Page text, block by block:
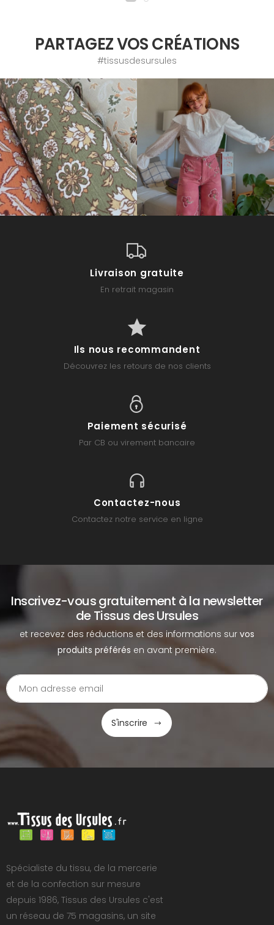
PARTAGEZ VOS CRÉATIONS
#tissusdesursules
Livraison gratuite
En retrait magasin
Ils nous recommandent
Découvrez les retours de nos clients
Paiement sécurisé
Par CB ou virement bancaire
Contactez-nous
Contactez notre service en ligne
Inscrivez-vous gratuitement à la newsletter
de Tissus des Ursules
et recevez des réductions et des informations sur vos
produits préférés en avant première.
S'inscrire
Spécialiste du tissu, de la mercerie
et de la confection sur mesure
depuis 1986, Tissus des Ursules c'est
un réseau de 75 magasins, un site